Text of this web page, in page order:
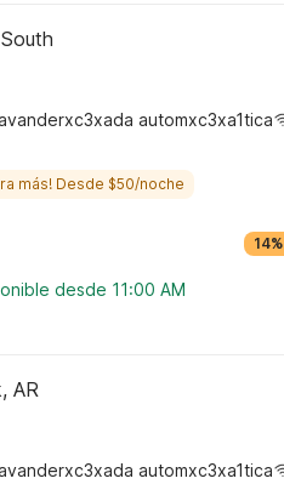
automxc3xa1tica
más! Desde $50/noche
desde 11:00 AM
AR
automxc3xa1tica